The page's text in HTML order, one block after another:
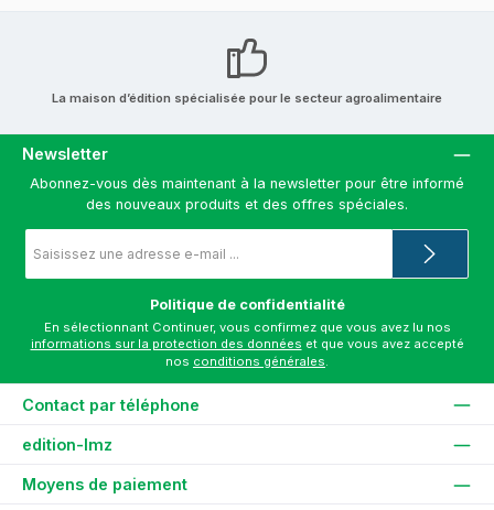
La maison d’édition spécialisée pour le secteur agroalimentaire
Newsletter
Abonnez-vous dès maintenant à la newsletter pour être informé
des nouveaux produits et des offres spéciales.
e-
*
Politique de confidentialité
informations sur la protection des données et que vous avez accepté
nos conditions générales
Contact par téléphone
edition-lmz
Moyens de paiement